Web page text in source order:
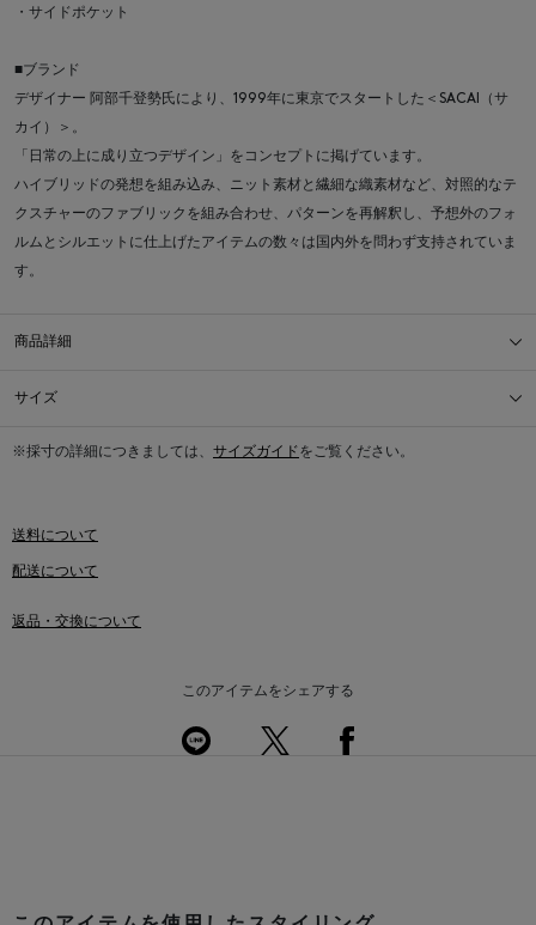
・サイドポケット
■ブランド
デザイナー 阿部千登勢氏により、1999年に東京でスタートした＜SACAI（サ
カイ）＞。
「日常の上に成り立つデザイン」をコンセプトに掲げています。
ハイブリッドの発想を組み込み、ニット素材と繊細な織素材など、対照的なテ
クスチャーのファブリックを組み合わせ、パターンを再解釈し、予想外のフォ
ルムとシルエットに仕上げたアイテムの数々は国内外を問わず支持されていま
す。
商品詳細
サイズ
※採寸の詳細につきましては、 サイズガイドをご覧ください。
送料について
配送について
返品・交換について
このアイテムをシェアする